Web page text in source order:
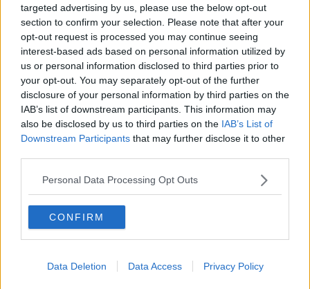
targeted advertising by us, please use the below opt-out
section to confirm your selection. Please note that after your
opt-out request is processed you may continue seeing
interest-based ads based on personal information utilized by
us or personal information disclosed to third parties prior to
your opt-out. You may separately opt-out of the further
disclosure of your personal information by third parties on the
IAB’s list of downstream participants. This information may
also be disclosed by us to third parties on the IAB’s List of
Downstream Participants that may further disclose it to other
Personal Data Processing Opt Outs
CONFIRM
Data Deletion Data Access Privacy Policy
La questione israelo-palestinese ignorata dal G20
Erdogan continua a sfidare l'Occidente
Libano, collasso economico e guerra civile
Johnson, da Trump a Biden alla Brexit
L'AUKUS e il Quad
Biden, primo presidente USA non in guerra
Papa Bergoglio vedrà Viktor Orbán
Bennet, un giorno in attesa di Biden
Il ritorno dei talebani
​La lenta agonia del Libano
Sudafrica, è allarme alimentare
Usa di nuovo al centro della geopolitica internazionale
La farsa delle elezioni in Siria
Biden chiama ma Netanyahu non risponde
Niente di nuovo in Medioriente
La forza di Boris Johnson
Mar Mediterraneo cimitero silente